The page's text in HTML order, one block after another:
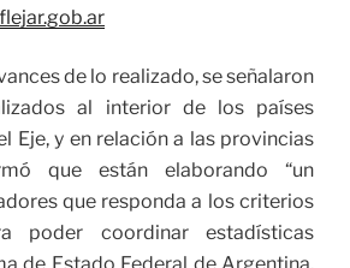
de lo realizado, se señalaron
al interior de los países
Eje, y en relación a las provincias
que están elaborando “un
que responda a los criterios
poder coordinar estadísticas
de Estado Federal de Argentina.